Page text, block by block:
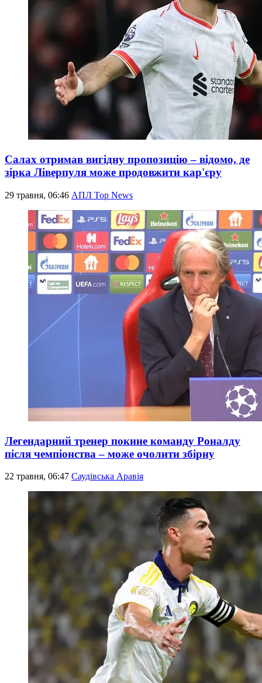
Салах отримав вигідну пропозицію – відомо, де
зірка Ліверпуля може продовжити кар'єру
29 травня, 06:46 АПЛ Top News
Легендарний тренер покине команду Роналду
після чемпіонства – може очолити збірну
22 травня, 06:47 Саудівська Аравія